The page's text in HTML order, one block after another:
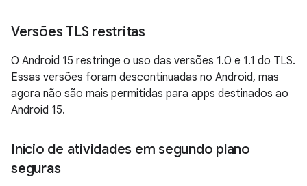
Versões TLS restritas
O Android 15 restringe o uso das versões 1.0 e 1.1 do TLS.
Essas versões foram descontinuadas no Android, mas
agora não são mais permitidas para apps destinados ao
Android 15.
Início de atividades em segundo plano
seguras